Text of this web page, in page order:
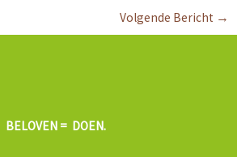
Volgende Bericht →
BELOVEN = DOEN.